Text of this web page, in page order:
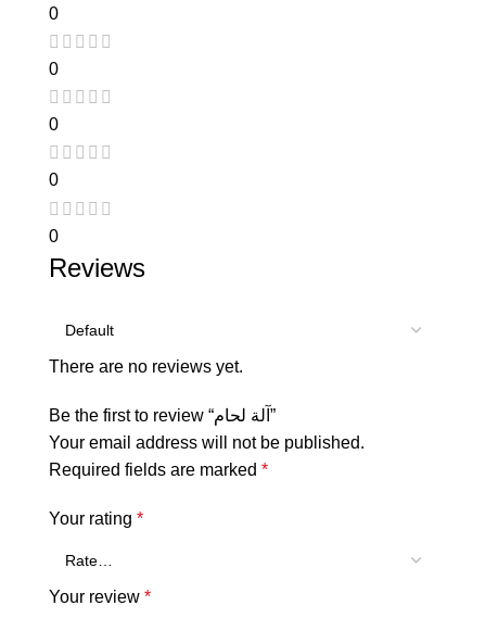
0
0
0
0
0
Reviews
There are no reviews yet.
Be the first to review “آلة لحام”
Your email address will not be published.
Required fields are marked *
Your rating *
Your review *